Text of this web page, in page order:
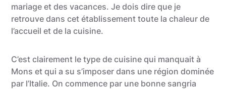
mariage et des vacances. Je dois dire que je
retrouve dans cet établissement toute la chaleur de
l’accueil et de la cuisine.
C’est clairement le type de cuisine qui manquait à
Mons et qui a su s’imposer dans une région dominée
par l’Italie. On commence par une bonne sangria